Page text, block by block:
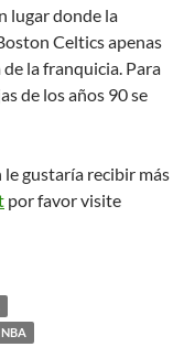
lugar donde la
Celtics apenas
la franquicia. Para
de los años 90 se
gustaría recibir más
por favor visite
NBA